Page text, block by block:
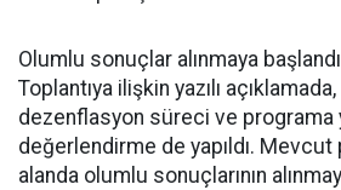
Olumlu sonuçlar alınmaya başlandı
Toplantıya ilişkin yazılı
dezenflasyon süreci ve programa
değerlendirme de yapıldı.
alanda olumlu sonuçlarının